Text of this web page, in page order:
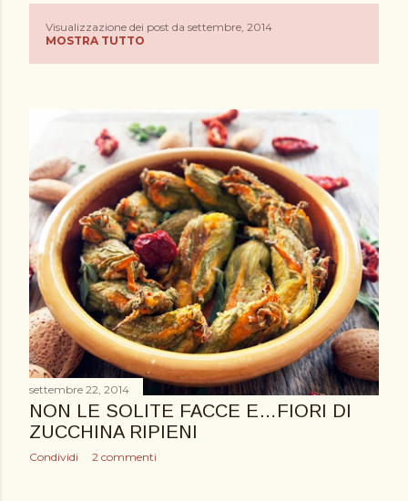
Visualizzazione dei post da settembre, 2014
MOSTRA TUTTO
settembre 22, 2014
NON LE SOLITE FACCE E…FIORI DI
ZUCCHINA RIPIENI
Condividi 2 commenti